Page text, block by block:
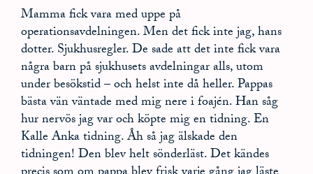
Mamma fick vara med uppe på
operationsavdelningen. Men det fick inte jag, hans
dotter. Sjukhusregler. De sade att det inte fick vara
några barn på sjukhusets avdelningar alls, utom
under besökstid – och helst inte då heller. Pappas
bästa vän väntade med mig nere i foajén. Han såg
hur nervös jag var och köpte mig en tidning. En
Kalle Anka tidning. Åh så jag älskade den
tidningen! Den blev helt sönderläst. Det kändes